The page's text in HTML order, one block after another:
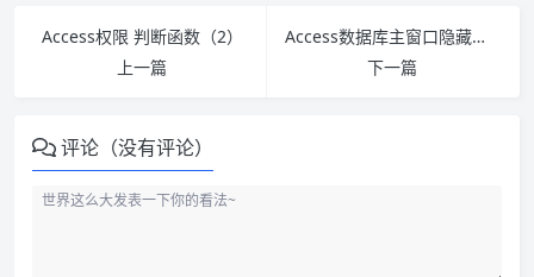
Access权限 判断函数（2）
上一篇
Access数据库主窗口隐藏的方法——DoCmd.RunCommand acCmdAppMinimize
下一篇
评论（没有评论）